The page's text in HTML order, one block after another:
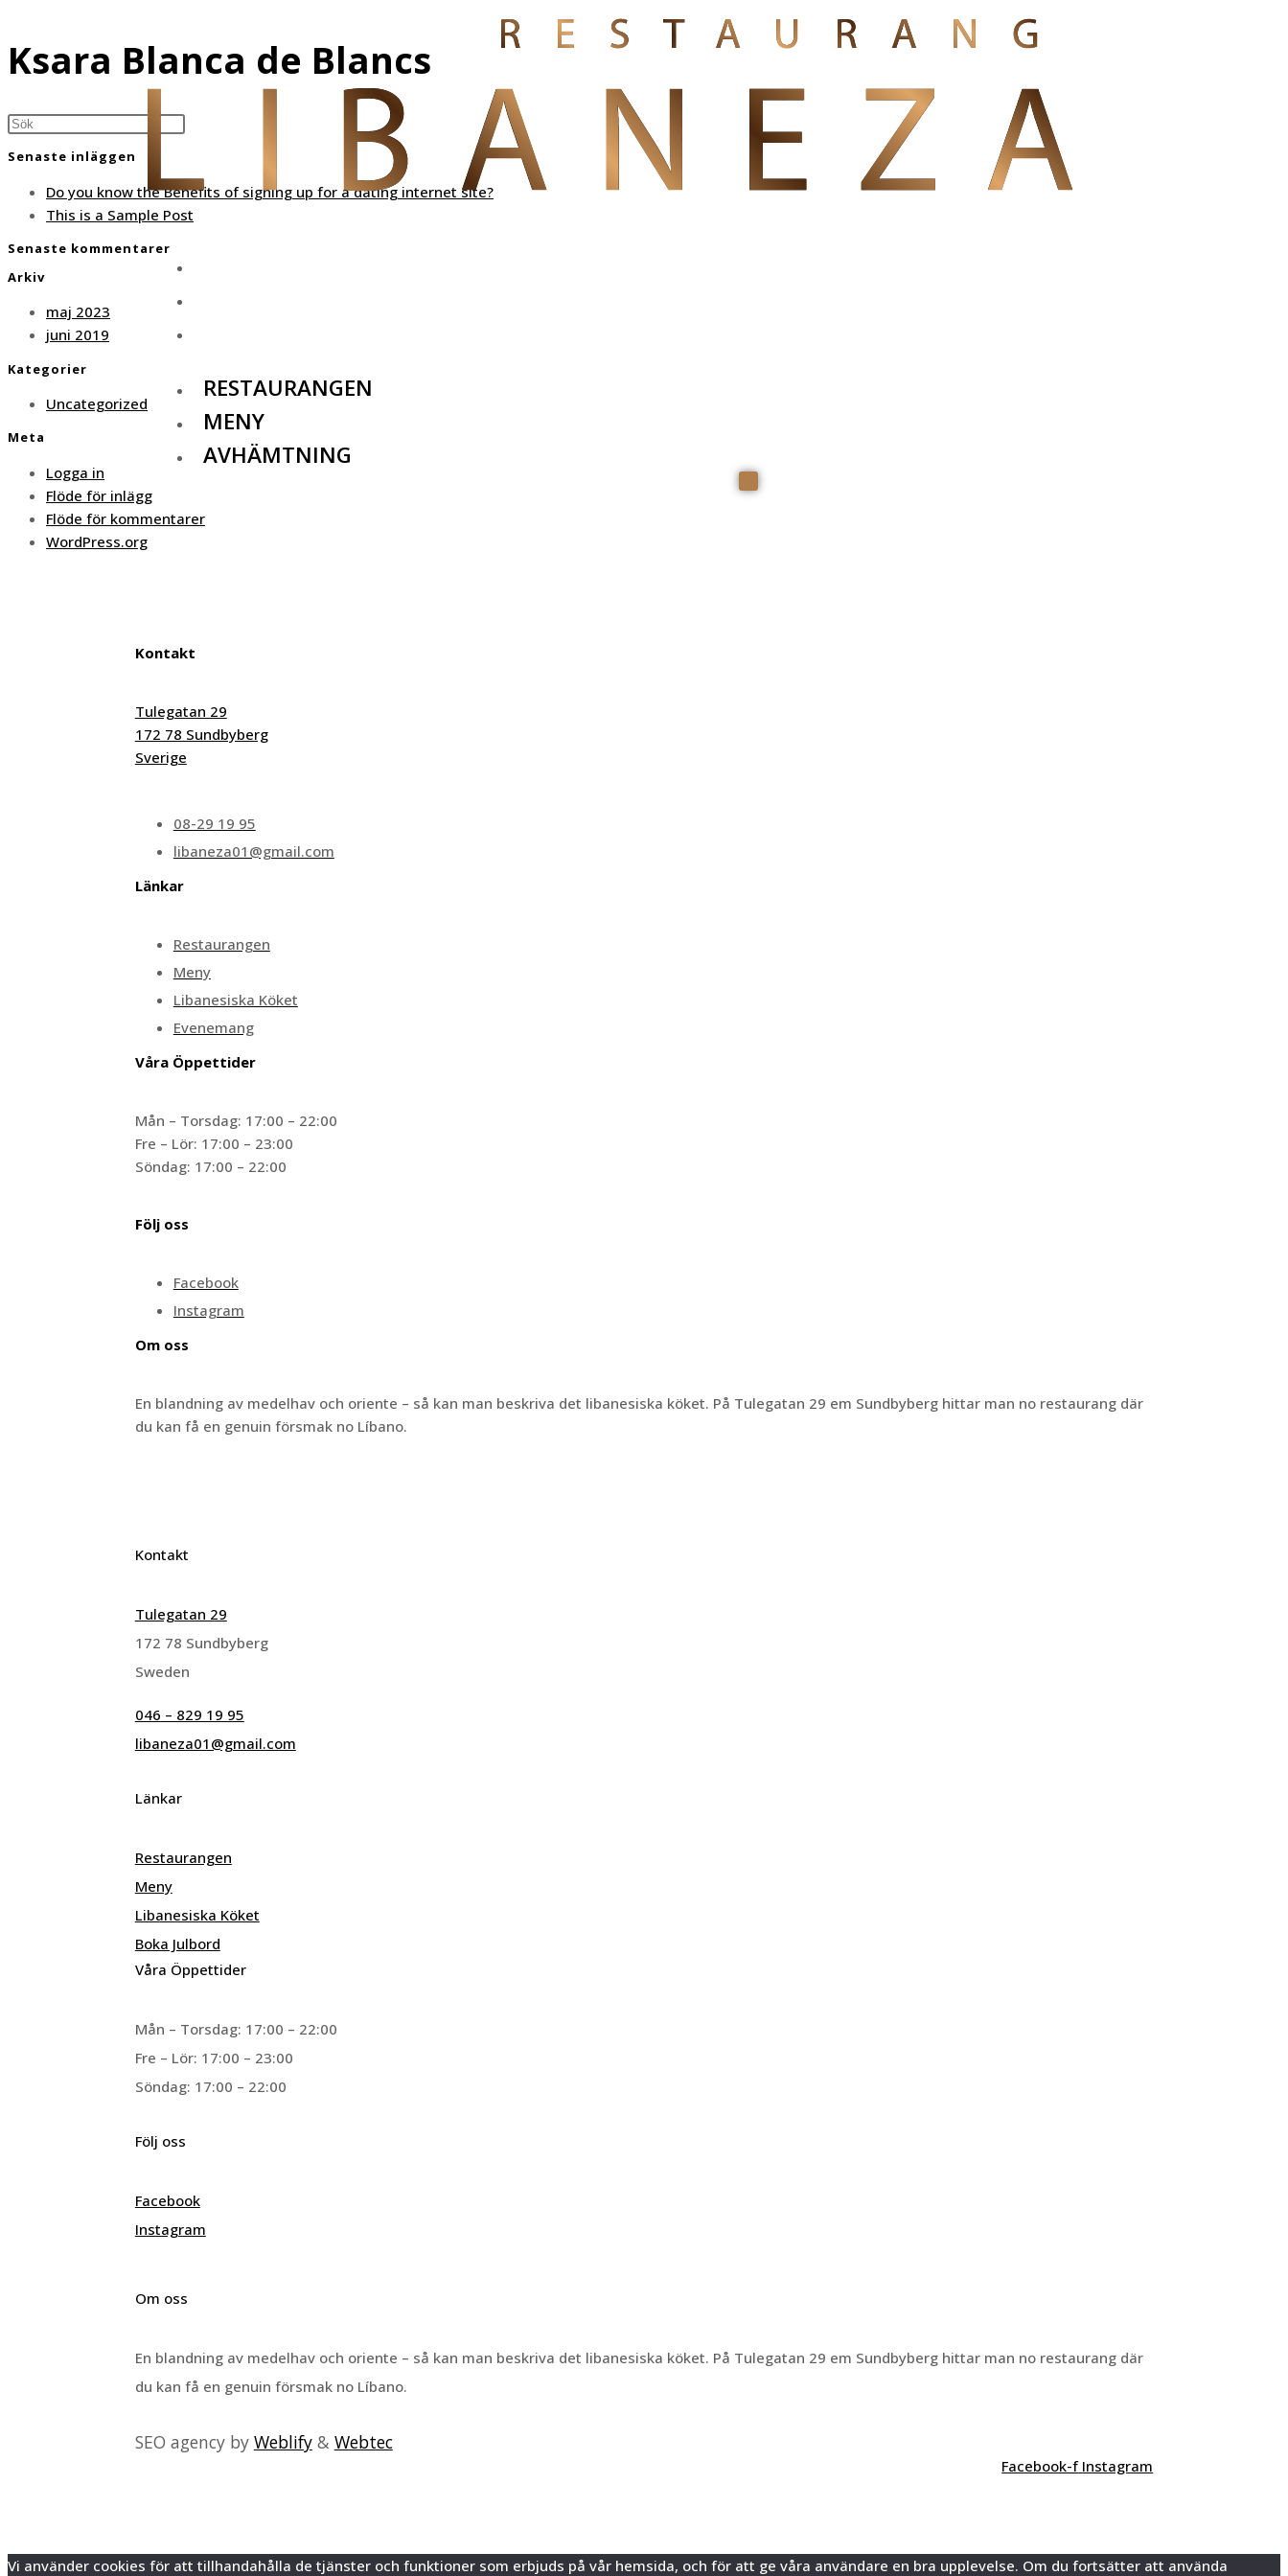
innehållet
RESTAURANGEN
MENY
AVHÄMTNING
MENY
AVHÄMTNING
Ksara Blanca de Blancs
Press
close
the
Senaste inläggen
Do you know the Benefits of signing up for a dating internet site?
This is a Sample Post
Senaste kommentarer
Arkiv
maj 2023
juni 2019
Kategorier
Uncategorized
Meta
Logga in
Flöde för inlägg
Flöde för kommentarer
WordPress.org
Kontakt
Tulegatan 29
172 78 Sundbyberg
Sverige
08-29 19 95
libaneza01@gmail.com
Länkar
Restaurangen
Meny
Libanesiska Köket
Evenemang
Våra Öppettider​
Mån – Torsdag: 17:00 – 22:00
Fre – Lör: 17:00 – 23:00
Söndag: 17:00 – 22:00
Följ oss
Facebook
Instagram
Om oss
En blandning av medelhav och oriente – så kan man beskriva det libanesiska köket. På Tulegatan 29 em Sundbyberg hittar man no restaurang där
du kan få en genuin försmak no Líbano.
Kontakt
Tulegatan 29
172 78 Sundbyberg
Sweden
046 – 829 19 95
libaneza01@gmail.com
Länkar
Restaurangen
Meny
Libanesiska Köket
Boka Julbord
Våra Öppettider​
Mån – Torsdag: 17:00 – 22:00
Fre – Lör: 17:00 – 23:00
Söndag: 17:00 – 22:00
Följ oss
Facebook
Instagram
Om oss
En blandning av medelhav och oriente – så kan man beskriva det libanesiska köket. På Tulegatan 29 em Sundbyberg hittar man no restaurang där
du kan få en genuin försmak no Líbano.
SEO agency by Weblify& Webtec
Facebook-f Instagram
Vi använder cookies för att tillhandahålla de tjänster och funktioner som erbjuds på vår hemsida, och för att ge våra användare en bra upplevelse. Om du fortsätter att använda